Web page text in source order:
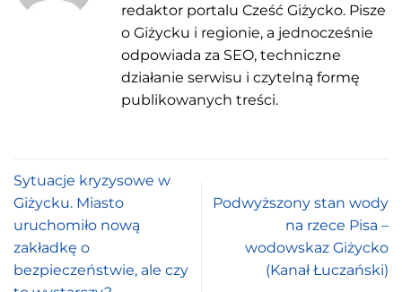
redaktor portalu Cześć Giżycko. Pisze
o Giżycku i regionie, a jednocześnie
odpowiada za SEO, techniczne
działanie serwisu i czytelną formę
publikowanych treści.
Sytuacje kryzysowe w
Giżycku. Miasto
uruchomiło nową
zakładkę o
bezpieczeństwie, ale czy
Podwyższony stan wody
na rzece Pisa –
wodowskaz Giżycko
(Kanał Łuczański)